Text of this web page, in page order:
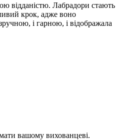
відданістю. Лабрадори стають
крок, адже воно
і гарною, і відображала
вашому вихованцеві.